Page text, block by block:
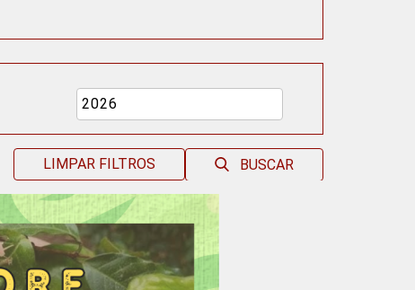
LIMPAR FILTROS BUSCAR